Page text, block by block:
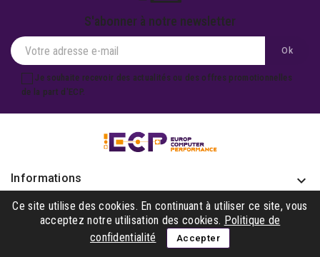
S'abonner à notre newsletter
Je souhaite recevoir des actualités ou des offres promotionnelles
de la part d'ECP.
Informations keyboard_arrow_down
Produits 
Notre société
Ce site utilise des cookies. En continuant à utiliser ce site, vous
acceptez notre utilisation des cookies. Politique de
confidentialité
Accepter